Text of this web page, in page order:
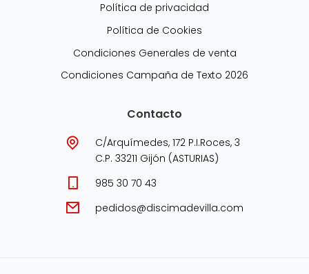
Política de privacidad
Política de Cookies
Condiciones Generales de venta
Condiciones Campaña de Texto 2026
Contacto
C/Arquímedes, 172 P.I.Roces, 3
C.P. 33211 Gijón (ASTURIAS)
985 30 70 43
pedidos@discimadevilla.com